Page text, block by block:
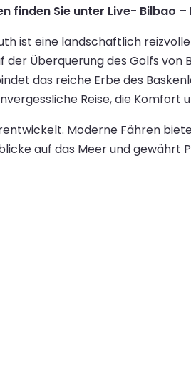
finden Sie unter Live- Bilbao
ist eine landschaftlich
der Überquerung des Golfs
das reiche Erbe des
Reise, die Komfort
Moderne Fähren
auf das Meer und gewährt